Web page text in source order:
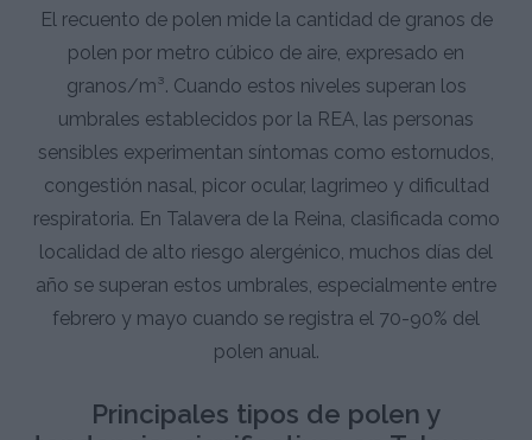
El recuento de polen mide la cantidad de granos de
polen por metro cúbico de aire, expresado en
granos/m³. Cuando estos niveles superan los
umbrales establecidos por la REA, las personas
sensibles experimentan síntomas como estornudos,
congestión nasal, picor ocular, lagrimeo y dificultad
respiratoria. En Talavera de la Reina, clasificada como
localidad de alto riesgo alergénico, muchos días del
año se superan estos umbrales, especialmente entre
febrero y mayo cuando se registra el 70-90% del
polen anual.
Principales tipos de polen y